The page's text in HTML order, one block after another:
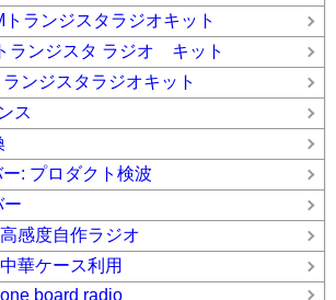
ランジスタラジオキット
ランジスタ ラジオ キット
ンジスタラジオキット
ス
: プロダクト検波
ー
感度自作ラジオ
華ケース利用
board radio